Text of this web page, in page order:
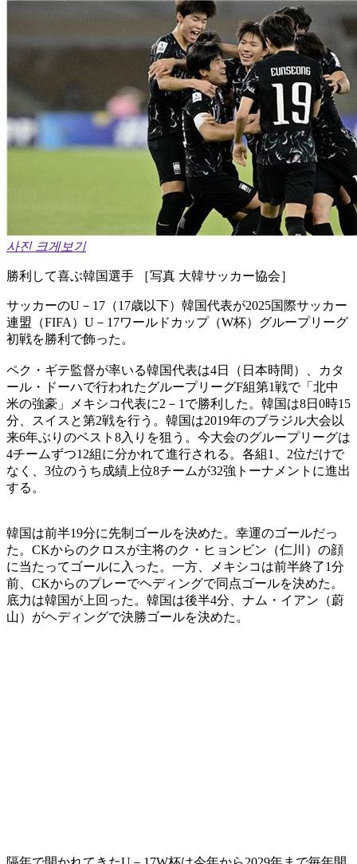
사진 크게보기
勝利して喜ぶ韓国選手 ［写真 大韓サッカー協会］
サッカーのU－17（17歳以下）韓国代表が2025国際サッカー
連盟（FIFA）U－17ワールドカップ（W杯）グループリーグ
初戦を勝利で飾った。
ペク・ギテ監督が率いる韓国代表は4日（日本時間）、カタ
ール・ドーハで行われたグループリーグF組第1戦で「北中
米の強豪」メキシコ代表に2－1で勝利した。韓国は8日0時15
分、スイスと第2戦を行う。韓国は2019年のブラジル大会以
来6年ぶりのベスト8入りを狙う。今大会のグループリーグは
4チームずつ12組に分かれて進行される。各組1、2位だけで
なく、3位のうち成績上位8チームが32強トーナメントに進出
する。
韓国は前半19分に先制ゴールを決めた。幸運のゴールだっ
た。CKからのクロスが主将のク・ヒョンビン（仁川）の顔
に当たってゴールに入った。一方、メキシコは前半終了1分
前、CKからのプレーでヘディングで同点ゴールを決めた。
底力は韓国が上回った。韓国は後半4分、ナム・イアン（蔚
山）がヘディングで決勝ゴールを決めた。